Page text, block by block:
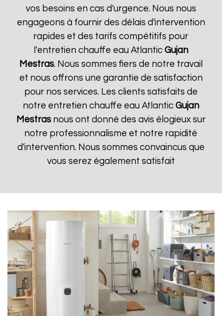
vos besoins en cas d'urgence. Nous nous
engageons à fournir des délais d'intervention
rapides et des tarifs compétitifs pour
l'entretien chauffe eau Atlantic Gujan
Mestras. Nous sommes fiers de notre travail
et nous offrons une garantie de satisfaction
pour nos services. Les clients satisfaits de
notre entretien chauffe eau Atlantic Gujan
Mestrasnous ont donné des avis élogieux sur
notre professionnalisme et notre rapidité
d'intervention. Nous sommes convaincus que
vous serez également satisfait